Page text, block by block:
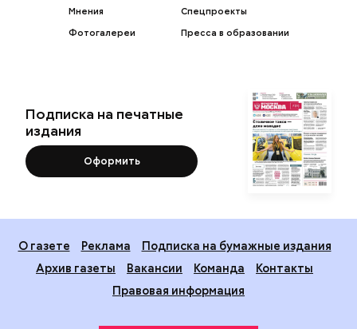
Мнения
Фотогалереи
Спецпроекты
Пресса в образовании
Подписка на печатные
издания
Оформить
О газете Реклама
Подписка на бумажные издания
Архив газеты
Вакансии Команда
Контакты
Правовая информация